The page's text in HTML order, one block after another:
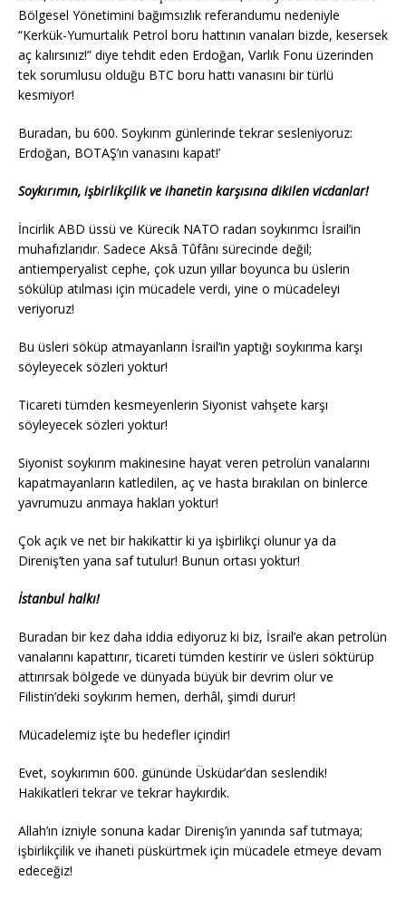
Bölgesel Yönetimini bağımsızlık referandumu nedeniyle
“Kerkük-Yumurtalık Petrol boru hattının vanaları bizde, kesersek
aç kalırsınız!” diye tehdit eden Erdoğan, Varlık Fonu üzerinden
tek sorumlusu olduğu BTC boru hattı vanasını bir türlü
kesmiyor!
Buradan, bu 600. Soykırım günlerinde tekrar sesleniyoruz:
Erdoğan, BOTAŞ’ın vanasını kapat!’
Soykırımın, işbirlikçilik ve ihanetin karşısına dikilen vicdanlar!
İncirlik ABD üssü ve Kürecik NATO radarı soykırımcı İsrail’in
muhafızlarıdır. Sadece Aksâ Tûfânı sürecinde değil;
antiemperyalist cephe, çok uzun yıllar boyunca bu üslerin
sökülüp atılması için mücadele verdi, yine o mücadeleyi
veriyoruz!
Bu üsleri söküp atmayanların İsrail’in yaptığı soykırıma karşı
söyleyecek sözleri yoktur!
Ticareti tümden kesmeyenlerin Siyonist vahşete karşı
söyleyecek sözleri yoktur!
Siyonist soykırım makinesine hayat veren petrolün vanalarını
kapatmayanların katledilen, aç ve hasta bırakılan on binlerce
yavrumuzu anmaya hakları yoktur!
Çok açık ve net bir hakikattir ki ya işbirlikçi olunur ya da
Direniş’ten yana saf tutulur! Bunun ortası yoktur!
İstanbul halkı!
Buradan bir kez daha iddia ediyoruz ki biz, İsrail’e akan petrolün
vanalarını kapattırır, ticareti tümden kestirir ve üsleri söktürüp
attırırsak bölgede ve dünyada büyük bir devrim olur ve
Filistin’deki soykırım hemen, derhâl, şimdi durur!
Mücadelemiz işte bu hedefler içindir!
Evet, soykırımın 600. gününde Üsküdar’dan seslendik!
Hakikatleri tekrar ve tekrar haykırdık.
Allah’ın izniyle sonuna kadar Direniş’in yanında saf tutmaya;
işbirlikçilik ve ihaneti püskürtmek için mücadele etmeye devam
edeceğiz!